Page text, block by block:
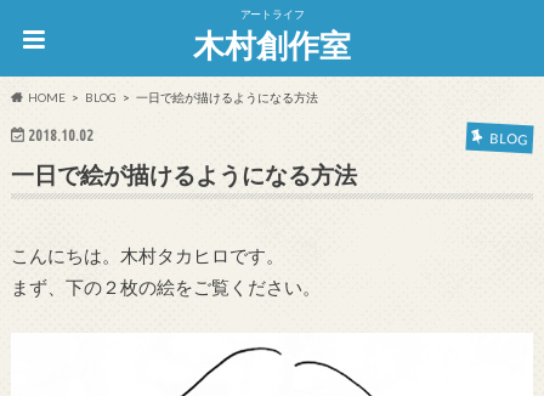
アートライフ
木村創作室
HOME BLOG 一日で絵が描けるようになる方法
2018.10.02 BLOG
一日で絵が描けるようになる方法
こんにちは。木村タカヒロです。
まず、下の２枚の絵をご覧ください。